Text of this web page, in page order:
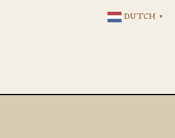
DUTCH ▼